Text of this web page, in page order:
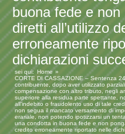
buona fede e
diretti all’utilizzo
erroneamente
dichiarazioni
sei qui:
Home
CORTE DI CASSAZIONE – Sentenza
contribuente, dopo aver utilizzato
compensazione con altro tributo, negli
superiore alla residua parte spettante,
all’indebito o fraudolento uso di tale
non segua il mancato versamento di
erariale, non potendo ipotizzarsi un
una condotta in buona fede e non
credito erroneamente riportato nelle